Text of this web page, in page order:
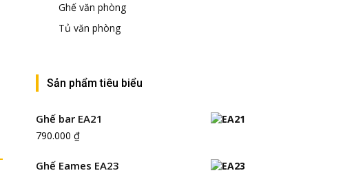
Ghế văn phòng
Tủ văn phòng
Sản phẩm tiêu biểu
Ghế bar EA21
790.000 ₫
Ghế Eames EA23